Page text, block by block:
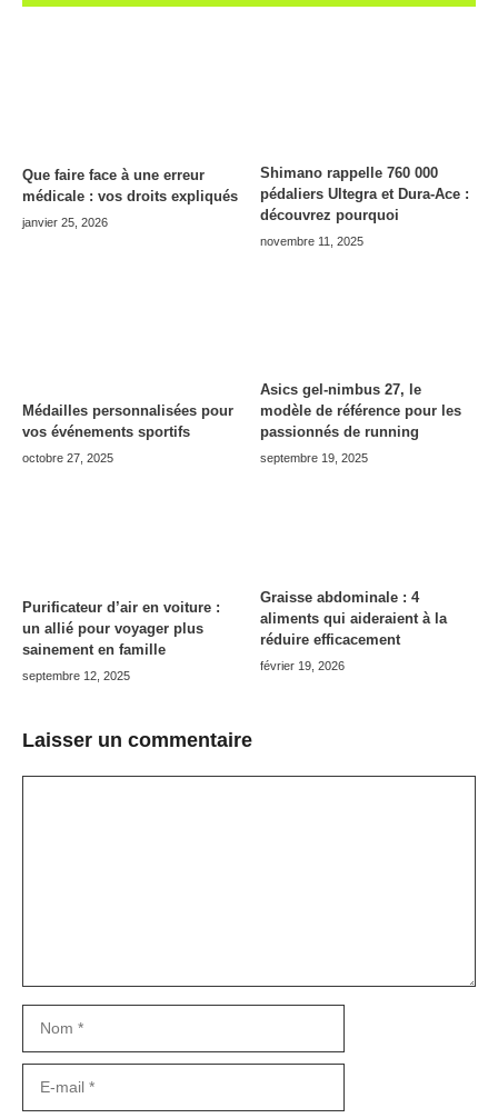
Que faire face à une erreur
médicale : vos droits expliqués
janvier 25, 2026
Shimano rappelle 760 000
pédaliers Ultegra et Dura-Ace :
découvrez pourquoi
novembre 11, 2025
Médailles personnalisées pour
vos événements sportifs
octobre 27, 2025
Asics gel-nimbus 27, le
modèle de référence pour les
passionnés de running
septembre 19, 2025
Purificateur d’air en voiture :
un allié pour voyager plus
sainement en famille
septembre 12, 2025
Graisse abdominale : 4
aliments qui aideraient à la
réduire efficacement
février 19, 2026
Laisser un commentaire
mail